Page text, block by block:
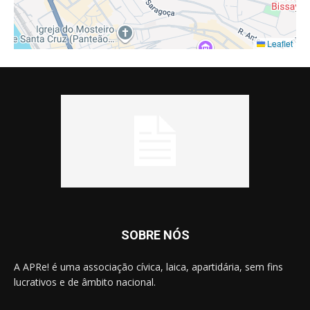
Leaflet
SOBRE NÓS
A APRe! é uma associação cívica, laica, apartidária, sem fins
lucrativos e de âmbito nacional.